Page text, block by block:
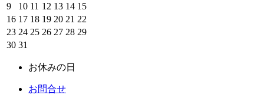
9
10 11 12 13 14 15
16 17 18 19 20 21 22
23 24 25 26 27 28 29
30 31
お休みの日
お問合せ